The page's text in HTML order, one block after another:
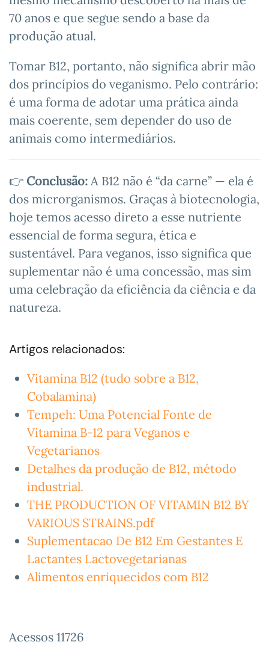
70 anos e que segue sendo a base da
produção atual.
Tomar B12, portanto, não significa abrir mão
dos princípios do veganismo. Pelo contrário:
é uma forma de adotar uma prática ainda
mais coerente, sem depender do uso de
animais como intermediários.
👉 Conclusão: A B12 não é “da carne” — ela é
dos microrganismos. Graças à biotecnologia,
hoje temos acesso direto a esse nutriente
essencial de forma segura, ética e
sustentável. Para veganos, isso significa que
suplementar não é uma concessão, mas sim
uma celebração da eficiência da ciência e da
natureza.
Artigos relacionados:
Vitamina B12 (tudo sobre a B12,
Cobalamina)
Tempeh: Uma Potencial Fonte de
Vitamina B-12 para Veganos e
Vegetarianos
Detalhes da produção de B12, método
industrial.
THE PRODUCTION OF VITAMIN B12 BY
VARIOUS STRAINS.pdf
Suplementacao De B12 Em Gestantes E
Lactantes Lactovegetarianas
Alimentos enriquecidos com B12
Acessos 11726